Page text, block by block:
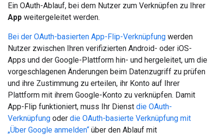
Ein OAuth-Ablauf, bei dem Nutzer zum Verknüpfen zu Ihrer
App weitergeleitet werden.
Bei der OAuth-basierten App-Flip-Verknüpfung werden
Nutzer zwischen Ihren verifizierten Android- oder iOS-
Apps und der Google-Plattform hin- und hergeleitet, um die
vorgeschlagenen Änderungen beim Datenzugriff zu prüfen
und ihre Zustimmung zu erteilen, ihr Konto auf Ihrer
Plattform mit ihrem Google-Konto zu verknüpfen. Damit
App-Flip funktioniert, muss Ihr Dienst die OAuth-
Verknüpfung oder die OAuth-basierte Verknüpfung mit
„Über Google anmelden“ über den Ablauf mit